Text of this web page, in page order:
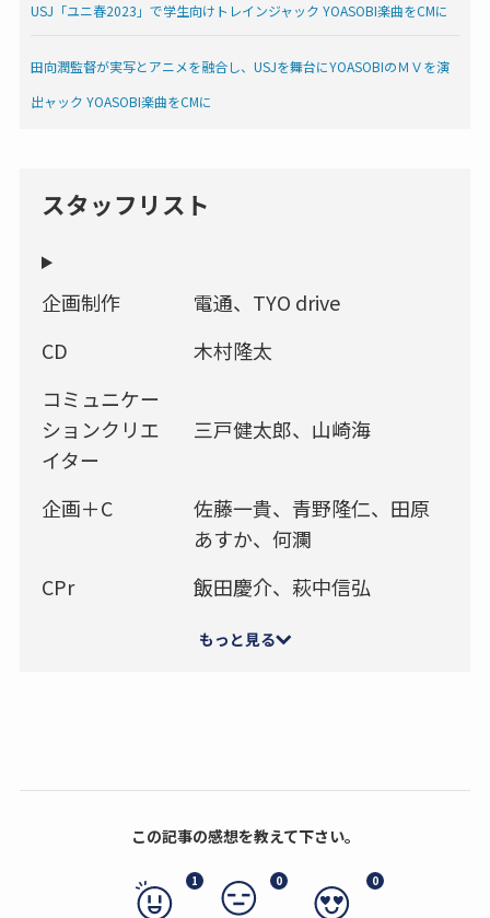
USJ「ユニ春2023」で学生向けトレインジャック YOASOBI楽曲をCMに
田向潤監督が実写とアニメを融合し、USJを舞台にYOASOBIのＭＶを演
出ャック YOASOBI楽曲をCMに
スタッフリスト
企画制作
電通、TYO drive
CD
木村隆太
コミュニケー
ションクリエ
イター
三戸健太郎、山崎海
企画＋C
佐藤一貴、青野隆仁、田原
あすか、何瀾
CPr
飯田慶介、萩中信弘
もっと見る
この記事の感想を教えて下さい。
1 0 0